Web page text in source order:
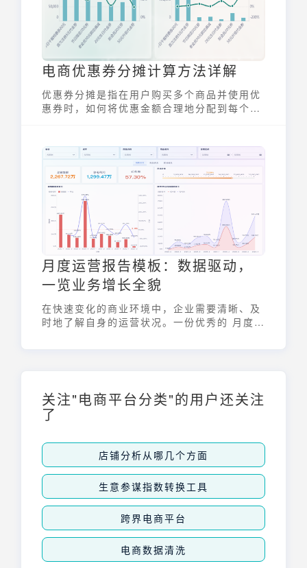
电商优惠券分摊计算方法详解
优惠券分摊是指在用户购买多个商品并使用优
惠券时，如何将优惠金额合理地分配到每个商
计算方法，能帮助电商平台更精细化地运营，
也能让消费者明明白白消费。
月度运营报告模板：数据驱动，
一览业务增长全貌
在快速变化的商业环境中，企业需要清晰、及
时地了解自身的运营状况。一份优秀的 月度运
业务增长。
关注"电商平台分类"的用户还关注
了
店铺分析从哪几个方面
生意参谋指数转换工具
跨界电商平台
电商数据清洗